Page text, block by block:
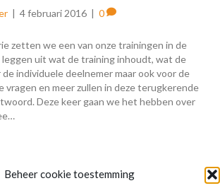
Beheer cookie toestemming
| 4 februari 2016 | 0
zetten we een van onze trainingen in de
uit wat de training inhoudt, wat de
individuele deelnemer maar ook voor de
vragen en meer zullen in deze terugkerende
Deze keer gaan we het hebben over